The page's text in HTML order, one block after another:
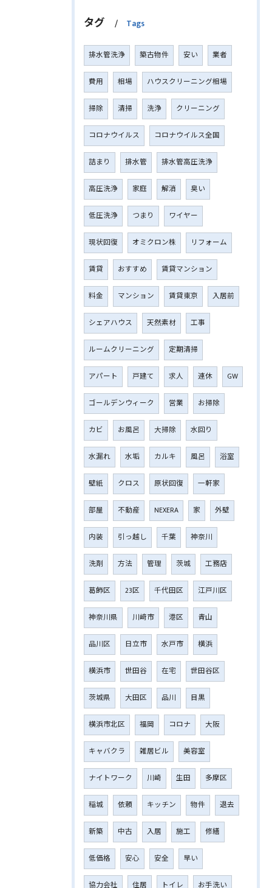
タグ Tags
排水管洗浄 築古物件 安い 業者
費用 相場 ハウスクリーニング相場
掃除 清掃 洗浄 クリーニング
コロナウイルス コロナウイルス全国
詰まり 排水管 排水管高圧洗浄
高圧洗浄 家庭 解消 臭い
低圧洗浄 つまり ワイヤー
現状回復 オミクロン株 リフォーム
賃貸 おすすめ 賃貸マンション
料金 マンション 賃貸東京 入居前
シェアハウス 天然素材 工事
ルームクリーニング 定期清掃
アパート 戸建て 求人 連休 GW
ゴールデンウィーク 営業 お掃除
カビ お風呂 大掃除 水回り
水漏れ 水垢 カルキ 風呂 浴室
壁紙 クロス 原状回復 一軒家
部屋 不動産 NEXERA 家 外壁
内装 引っ越し 千葉 神奈川
洗剤 方法 管理 茨城 工務店
葛飾区 23区 千代田区 江戸川区
神奈川県 川﨑市 港区 青山
品川区 日立市 水戸市 横浜
横浜市 世田谷 在宅 世田谷区
茨城県 大田区 品川 目黒
横浜市北区 福岡 コロナ 大阪
キャバクラ 雑居ビル 美容室
ナイトワーク 川崎 生田 多摩区
稲城 依頼 キッチン 物件 退去
新築 中古 入居 施工 修繕
低価格 安心 安全 早い
協力会社 住居 トイレ お手洗い